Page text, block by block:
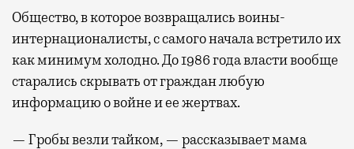
Общество, в которое возвращались воины-
интернационалисты, с самого начала встретило их
как минимум холодно. До 1986 года власти вообще
старались скрывать от граждан любую
информацию о войне и ее жертвах.
— Гробы везли тайком, — рассказывает мама